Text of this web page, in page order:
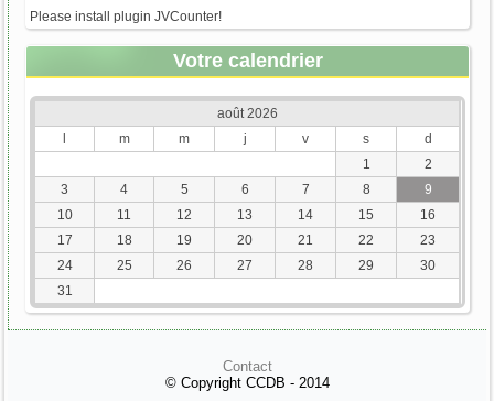
Please install plugin JVCounter!
Votre calendrier
août 2026
l
m m j v s
d
1
2
3
4 5 6 7 8
9
10
11 12 13 14 15
16
17
18 19 20 21 22
23
24
25 26 27 28 29
30
31
Contact
© Copyright CCDB - 2014